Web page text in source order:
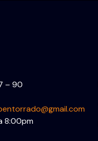
– 90
8:00pm